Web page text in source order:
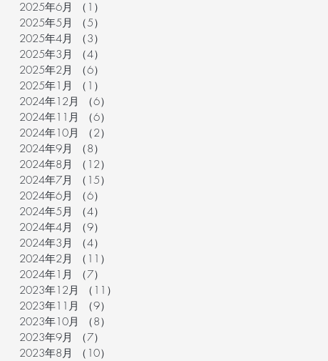
2025年6月
（1）
2025年5月
（5）
2025年4月
（3）
2025年3月
（4）
2025年2月
（6）
2025年1月
（1）
2024年12月
（6）
2024年11月
（6）
2024年10月
（2）
2024年9月
（8）
2024年8月
（12）
2024年7月
（15）
2024年6月
（6）
2024年5月
（4）
2024年4月
（9）
2024年3月
（4）
2024年2月
（11）
2024年1月
（7）
2023年12月
（11）
2023年11月
（9）
2023年10月
（8）
2023年9月
（7）
2023年8月
（10）